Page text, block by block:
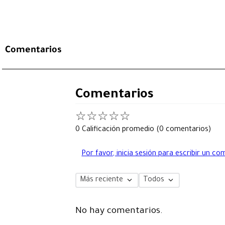
Comentarios
Comentarios
☆☆☆☆☆
0 Calificación promedio (0 comentarios)
Por favor, inicia sesión para escribir un
Más reciente Todos
No hay comentarios.